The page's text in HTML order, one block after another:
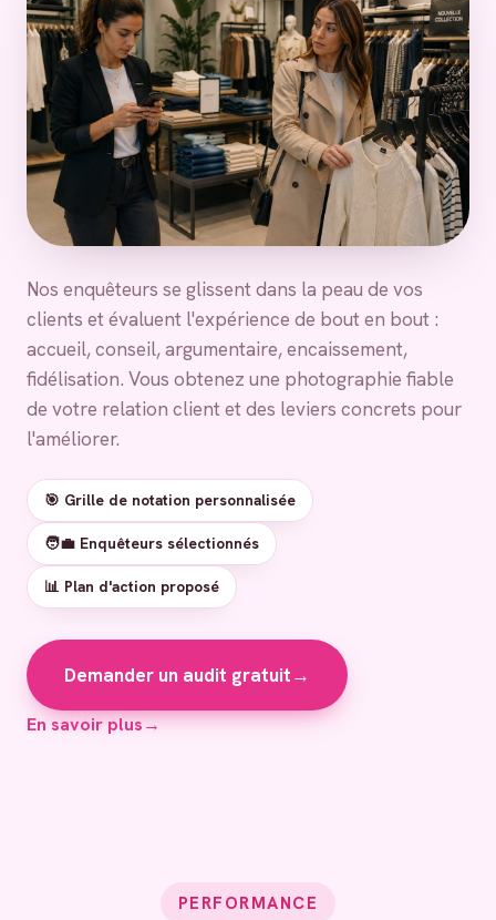
Nos enquêteurs se glissent dans la peau de vos
clients et évaluent l'expérience de bout en bout :
accueil, conseil, argumentaire, encaissement,
fidélisation. Vous obtenez une photographie fiable
de votre relation client et des leviers concrets pour
l'améliorer.
🎯 Grille de notation personnalisée
🧑‍💼 Enquêteurs sélectionnés
📊 Plan d'action proposé
Demander un audit gratuit→
En savoir plus→
PERFORMANCE